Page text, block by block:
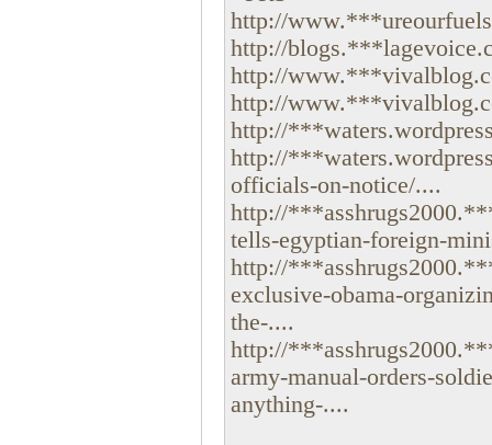
http://
http://
http://
http://
http://
http://
officials-on-notice/....
http://
tells-egyptian-foreign-
http://
exclusive-obama-
the-....
http://
army-manual-orders-
anything-....